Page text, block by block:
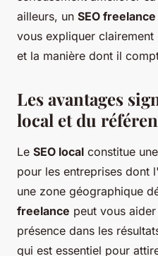
ailleurs, un SEO freelance
vous expliquer
et la manière dont il
Les avantages
local et du
Le SEO local constitue
pour les entreprises dont
une zone géographique
freelance peut vous
présence dans les
qui est essentiel pour